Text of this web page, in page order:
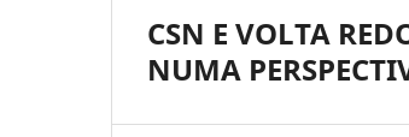
CSN E VOLTA
NUMA